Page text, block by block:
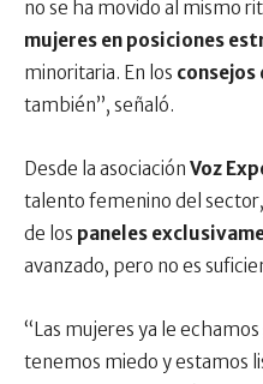
no se ha movido al mismo
mujeres en posiciones
minoritaria. En los
también”, señaló.
Desde la asociación Voz
talento femenino del
de los paneles
avanzado, pero no es
“Las mujeres ya le
tenemos miedo y estamos